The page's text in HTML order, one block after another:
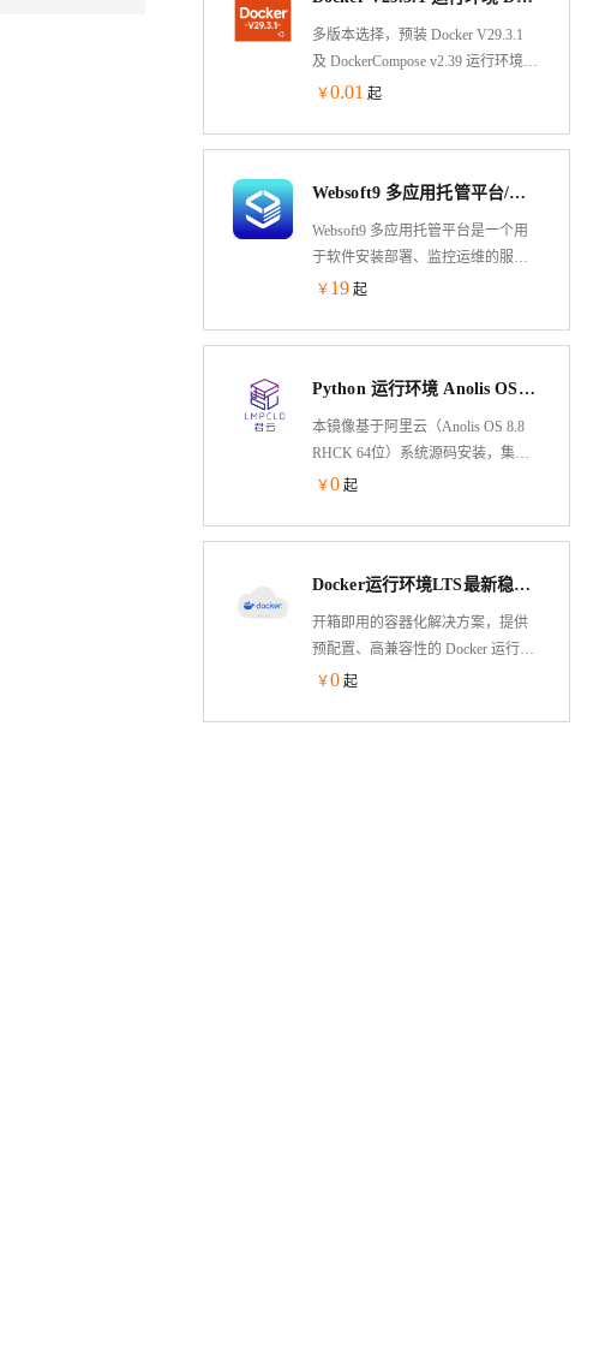
多版本选择，预装 Docker V29.3.1
及 DockerCompose v2.39 运行环境
基于Ubuntu 24.04 LTS 64-bit，可通
￥0.01 起
Websoft9 多应用托管平台/运维面板/服务器管理（入门版）
Websoft9 多应用托管平台是一个用
于软件安装部署、监控运维的服务
器面板&PaaS 平台。它遵循 GitOps
等 300+个可一键部署的应用模板。
￥ 19 起
Python 运行环境 Anolis OS（龙蜥国产化操作系统）
本镜像基于阿里云（Anolis OS 8.8
RHCK 64位）系统源码安装，集成
的Python环境基于yum安装，包含
￥0 起
Docker运行环境LTS最新稳定版
开箱即用的容器化解决方案，提供
预配置、高兼容性的 Docker 运行环
境镜像，支持快速部署于阿里云
￥0 起